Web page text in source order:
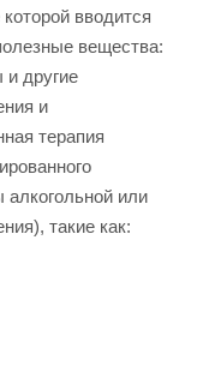
вводится
вещества:
и другие
и
терапия
алкогольной или
такие как: